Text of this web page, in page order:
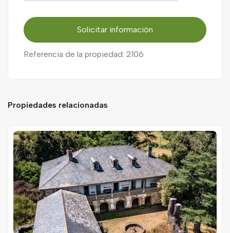
Solicitar información
Referencia de la propiedad: 2106
Propiedades relacionadas